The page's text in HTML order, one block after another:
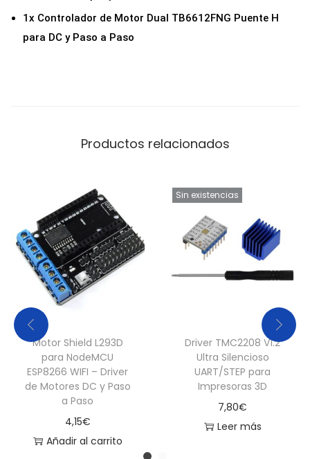
1x Controlador de Motor Dual TB6612FNG Puente H
para DC y Paso a Paso
Productos relacionados
Motor Shield L293D
para NodeMCU
ESP8266 WIFI – Driver
de Motores DC y Paso
a Paso
4,15€
Añadir al carrito
Sin existencias
Driver TMC2208 V1.2
Ultra Silencioso
UART/STEP para
Impresoras 3D
7,80€
Leer más